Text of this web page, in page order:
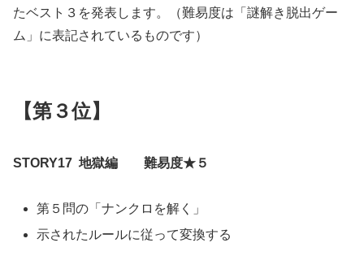
たベスト３を発表します。（難易度は「謎解き脱出ゲー
ム」に表記されているものです）
【第３位】
STORY17 地獄編 難易度★５
第５問の「ナンクロを解く」
示されたルールに従って変換する